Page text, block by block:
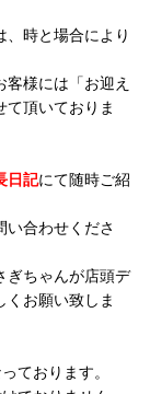
時と場合により
様には「お迎え
て頂いておりま
日記にて随時ご紹
合わせくださ
ぎちゃんが店頭デ
くお願い致しま
ております。